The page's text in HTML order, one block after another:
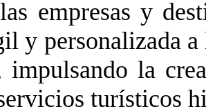
empresas y
y personalizada
impulsando la
turísticos